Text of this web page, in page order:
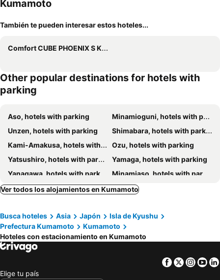
Kumamoto
También te pueden interesar estos hoteles...
Comfort CUBE PHOENIX S Kumamoto
Other popular destinations for hotels with
parking
Aso, hotels with parking
Minamioguni, hotels with parking
Unzen, hotels with parking
Shimabara, hotels with parking
Kami-Amakusa, hotels with parking
Ozu, hotels with parking
Yatsushiro, hotels with parking
Yamaga, hotels with parking
Yanagawa, hotels with parking
Minamiaso, hotels with parking
Tamana, hotels with parking
Kikuchi, hotels with parking
Takamori, hotels with parking
Chikugo, hotels with parking
Omuta, hotels with parking
Yame, hotels with parking
Uto, hotels with parking
Uki, hotels with parking
Koshi, hotels with parking
Ver todos los alojamientos en Kumamoto
Busca hoteles Asia Japón
Isla de Kyushu
Prefectura Kumamoto
Kumamoto
Hoteles con estacionamiento en Kumamoto
Facebook
Twitter
Elige tu país